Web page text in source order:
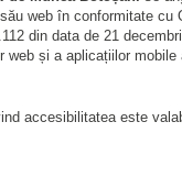
web în conformitate cu
din data de 21
web și a aplicațiilor mobile
accesibilitatea este